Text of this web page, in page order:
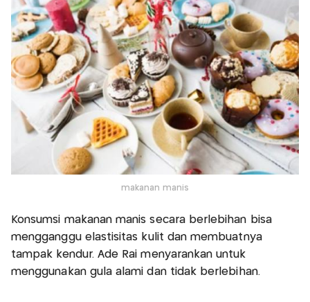
makanan manis
Konsumsi makanan manis secara berlebihan bisa
mengganggu elastisitas kulit dan membuatnya
tampak kendur. Ade Rai menyarankan untuk
menggunakan gula alami dan tidak berlebihan.